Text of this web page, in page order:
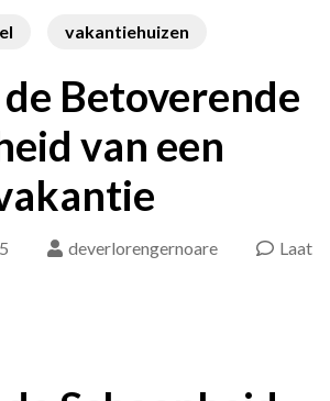
vakantiehuizen
Betoverende
van een
deverlorengernoare
Laat